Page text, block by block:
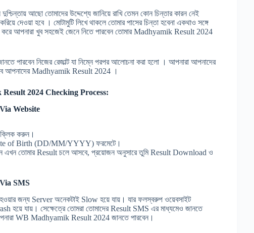
আছো তোমাদের উদ্দেশ্যে জানিয়ে রাখি তেমন কোন চিন্তার কারন নেই
দেওয়া হবে । মোটামুটি লিখে থাকলে তোমার পাসের চিন্তা হবেনা একথাও সঙ্গে
করে আপনারা খুব সহজেই জেনে নিতে পারবেন তোমার Madhyamik Result 2024
পারবেন নিজের রেজাল্ট যা নিম্নে পরপর আলোচনা করা হলো । আপনারা আপনাদের
আপনাদের Madhyamik Result 2024 ।
2024 Checking Process:
Website
করুন।
of Birth (DD/MM/YYYY) ফরমেটে।
এখন তোমার Result চলে আসবে, প্রয়োজন অনুসারে তুমি Result Download ও
SMS
জন্য Server অনেকটাই Slow হয়ে যায়। যার ফলস্বরুপ ওয়েবসাইট
হয়ে যায়। সেক্ষেত্রে তোমরা তোমাদের Result SMS এর মাধ্যমেও জানতে
WB Madhyamik Result 2024 জানতে পারবেন।